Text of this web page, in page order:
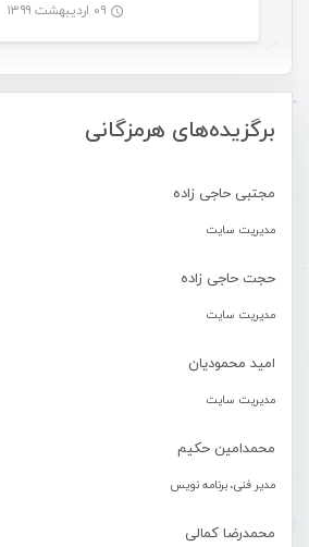
برگزیده‌های هرمزگانی
مجتبی حاجی زاده
مدیریت سایت
حجت حاجی زاده
مدیریت سایت
امید محمودیان
مدیریت سایت
محمدامین حکیم
مدیر فنی، برنامه نویس
محمدرضا کمالی
۰۹ اردیبهشت ۱۳۹۹